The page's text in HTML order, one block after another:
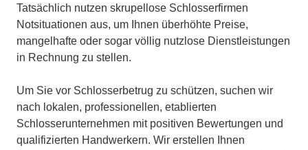
Tatsächlich nutzen skrupellose Schlosserfirmen
Notsituationen aus, um Ihnen überhöhte Preise,
mangelhafte oder sogar völlig nutzlose Dienstleistungen
in Rechnung zu stellen.
Um Sie vor Schlosserbetrug zu schützen, suchen wir
nach lokalen, professionellen, etablierten
Schlosserunternehmen mit positiven Bewertungen und
qualifizierten Handwerkern. Wir erstellen Ihnen